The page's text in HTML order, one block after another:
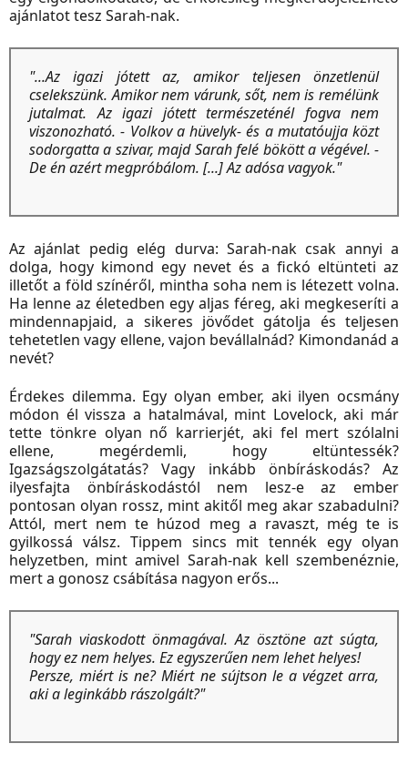
ajánlatot tesz Sarah-nak.
"...Az igazi jótett az, amikor teljesen önzetlenül
cselekszünk. Amikor nem várunk, sőt, nem is remélünk
jutalmat. Az igazi jótett természeténél fogva nem
viszonozható. - Volkov a hüvelyk- és a mutatóujja közt
sodorgatta a szivar, majd Sarah felé bökött a végével. -
De én azért megpróbálom. [...] Az adósa vagyok."
Az ajánlat pedig elég durva: Sarah-nak csak annyi a
dolga, hogy kimond egy nevet és a fickó eltünteti az
illetőt a föld színéről, mintha soha nem is létezett volna.
Ha lenne az életedben egy aljas féreg, aki megkeseríti a
mindennapjaid, a sikeres jövődet gátolja és teljesen
tehetetlen vagy ellene, vajon bevállalnád? Kimondanád a
nevét?
Érdekes dilemma. Egy olyan ember, aki ilyen ocsmány
módon él vissza a hatalmával, mint Lovelock, aki már
tette tönkre olyan nő karrierjét, aki fel mert szólalni
ellene, megérdemli, hogy eltüntessék?
Igazságszolgátatás? Vagy inkább önbíráskodás? Az
ilyesfajta önbíráskodástól nem lesz-e az ember
pontosan olyan rossz, mint akitől meg akar szabadulni?
Attól, mert nem te húzod meg a ravaszt, még te is
gyilkossá válsz. Tippem sincs mit tennék egy olyan
helyzetben, mint amivel Sarah-nak kell szembenéznie,
mert a gonosz csábítása nagyon erős...
"Sarah viaskodott önmagával. Az ösztöne azt súgta,
hogy ez nem helyes. Ez egyszerűen nem lehet helyes!
Persze, miért is ne? Miért ne sújtson le a végzet arra,
aki a leginkább rászolgált?"